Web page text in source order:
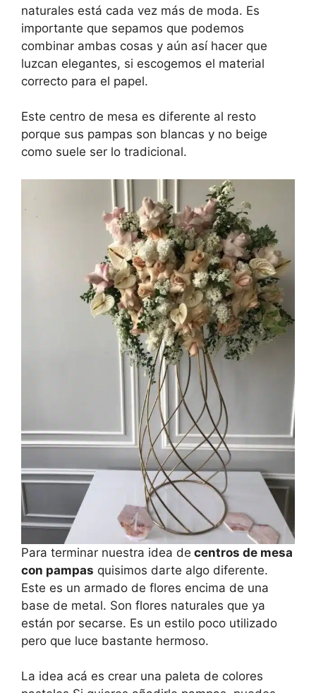
naturales está cada vez más de moda. Es
importante que sepamos que podemos
combinar ambas cosas y aún así hacer que
luzcan elegantes, si escogemos el material
correcto para el papel.
Este centro de mesa es diferente al resto
porque sus pampas son blancas y no beige
como suele ser lo tradicional.
Para terminar nuestra idea de centros de mesa
con pampas quisimos darte algo diferente.
Este es un armado de flores encima de una
base de metal. Son flores naturales que ya
están por secarse. Es un estilo poco utilizado
pero que luce bastante hermoso.
La idea acá es crear una paleta de colores